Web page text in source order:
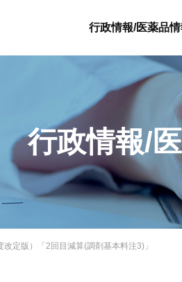
行政情報/医薬品情
行政情報/
定版）「2回目減算(調剤基本料注3)」